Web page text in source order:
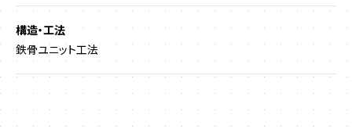
構造・工法
鉄骨ユニット工法